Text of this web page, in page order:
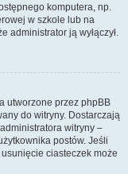
komputera, np.
w szkole lub na
administrator ją wyłączył.
utworzone przez phpBB
do witryny. Dostarczają
witryny –
postów. Jeśli
ciasteczek może